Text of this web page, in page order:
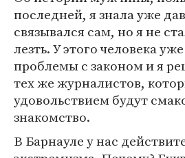
последней, я знала уже
связывался сам, но я не
лезть. У этого человека
проблемы с законом и я
тех же журналистов,
удовольствием будут
знакомство.
В Барнауле у нас